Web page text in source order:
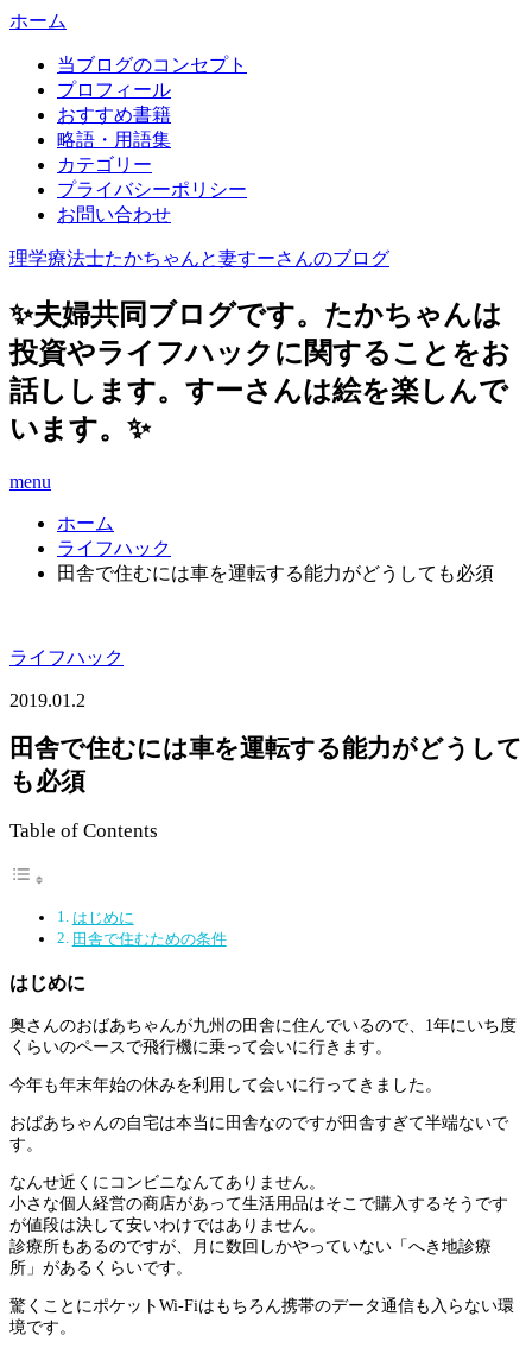
ホーム
当ブログのコンセプト
プロフィール
おすすめ書籍
略語・用語集
カテゴリー
プライバシーポリシー
お問い合わせ
理学療法士たかちゃんと妻すーさんのブログ
✨夫婦共同ブログです。たかちゃんは
投資やライフハックに関することをお
話しします。すーさんは絵を楽しんで
います。✨
menu
ホーム
ライフハック
田舎で住むには車を運転する能力がどうしても必須
ライフハック
2019.01.2
田舎で住むには車を運転する能力がどうして
も必須
Table of Contents
はじめに
田舎で住むための条件
はじめに
奥さんのおばあちゃんが九州の田舎に住んでいるので、1年にいち度
くらいのペースで飛行機に乗って会いに行きます。
今年も年末年始の休みを利用して会いに行ってきました。
おばあちゃんの自宅は本当に田舎なのですが田舎すぎて半端ないで
す。
なんせ近くにコンビニなんてありません。
小さな個人経営の商店があって生活用品はそこで購入するそうです
が値段は決して安いわけではありません。
診療所もあるのですが、月に数回しかやっていない「へき地診療
所」があるくらいです。
驚くことにポケットWi-Fiはもちろん携帯のデータ通信も入らない環
境です。